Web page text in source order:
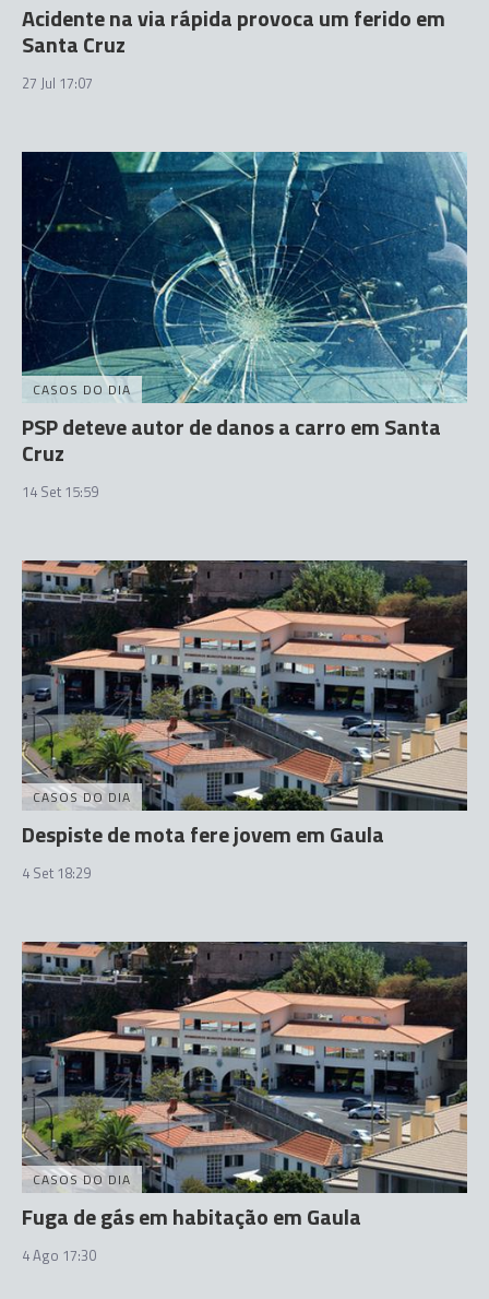
Acidente na via rápida provoca um ferido em
Santa Cruz
27 Jul 17:07
CASOS DO DIA
PSP deteve autor de danos a carro em Santa
Cruz
14 Set 15:59
CASOS DO DIA
Despiste de mota fere jovem em Gaula
4 Set 18:29
CASOS DO DIA
Fuga de gás em habitação em Gaula
4 Ago 17:30